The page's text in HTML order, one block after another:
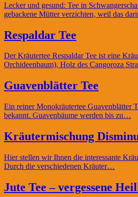
Lecker und gesund: Tee in
gebackene Mütter verzichten, weil das
Respaldar Tee
Der Kräutertee Respaldar Tee ist eine
Orchideenbaum), Holz des Cangoroza
Guavenblätter Tee
Ein reiner Monokräutertee Guavenblätter
bekannt. Guavenbäume werden bis zu…
Kräutermischung
Hier stellen wir Ihnen die interessante
Durch die verschiedenen Kräuter…
Jute Tee – vergessene